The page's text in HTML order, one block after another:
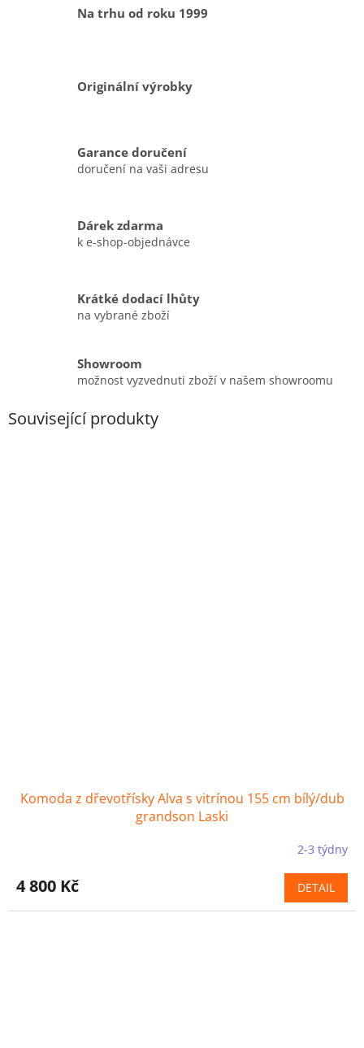
Na trhu od roku 1999
Originální výrobky
Garance doručení
doručení na vaši adresu
Dárek zdarma
k e-shop-objednávce
Krátké dodací lhůty
na vybrané zboží
Showroom
možnost vyzvednuti zboží v našem showroomu
Související produkty
Komoda z dřevotřísky Alva s vitrínou 155 cm bílý/dub
grandson Laski
2-3 týdny
4 800 Kč DETAIL